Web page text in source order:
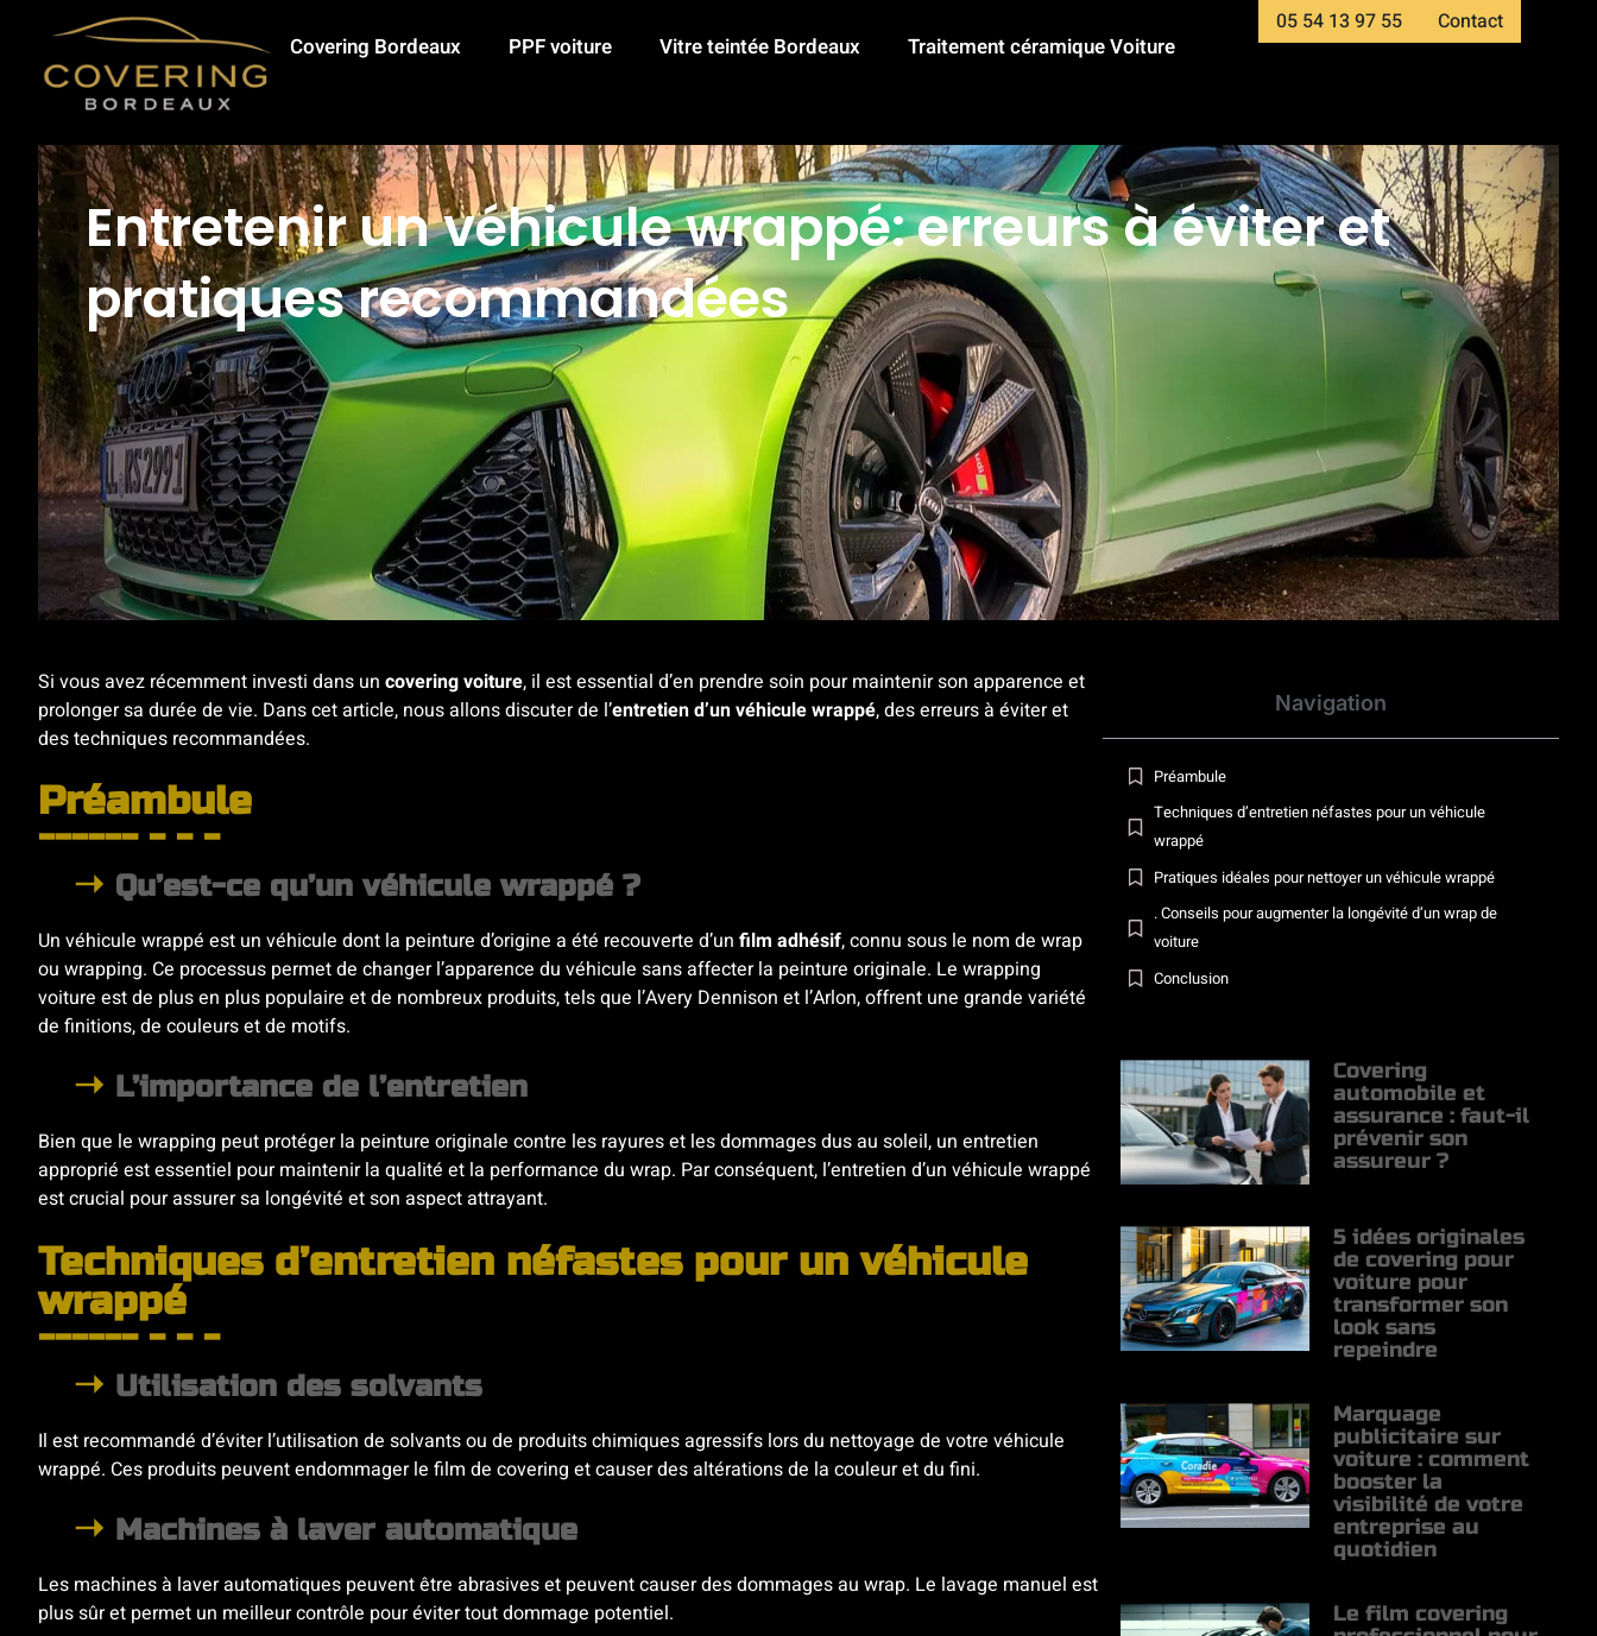
Covering Bordeaux PPF voiture Vitre teintée Bordeaux Traitement céramique Voiture
05 54 13 97 55 Contact
Entretenir un véhicule wrappé: erreurs à éviter et
pratiques recommandées
Si vous avez récemment investi dans un covering voiture, il est essential d’en prendre soin pour maintenir son apparence et
prolonger sa durée de vie. Dans cet article, nous allons discuter de l’entretien d’un véhicule wrappé, des erreurs à éviter et
des techniques recommandées.
Préambule
Qu’est-ce qu’un véhicule wrappé ?
Un véhicule wrappé est un véhicule dont la peinture d’origine a été recouverte d’un film adhésif, connu sous le nom de wrap
ou wrapping. Ce processus permet de changer l’apparence du véhicule sans affecter la peinture originale. Le wrapping
voiture est de plus en plus populaire et de nombreux produits, tels que l’Avery Dennison et l’Arlon, offrent une grande variété
de finitions, de couleurs et de motifs.
L’importance de l’entretien
Bien que le wrapping peut protéger la peinture originale contre les rayures et les dommages dus au soleil, un entretien
approprié est essentiel pour maintenir la qualité et la performance du wrap. Par conséquent, l’entretien d’un véhicule wrappé
est crucial pour assurer sa longévité et son aspect attrayant.
Techniques d’entretien néfastes pour un véhicule
wrappé
Utilisation des solvants
Il est recommandé d’éviter l’utilisation de solvants ou de produits chimiques agressifs lors du nettoyage de votre véhicule
wrappé. Ces produits peuvent endommager le film de covering et causer des altérations de la couleur et du fini.
Machines à laver automatique
Les machines à laver automatiques peuvent être abrasives et peuvent causer des dommages au wrap. Le lavage manuel est
plus sûr et permet un meilleur contrôle pour éviter tout dommage potentiel.
Navigation
Préambule
Techniques d’entretien néfastes pour un véhicule
wrappé
Pratiques idéales pour nettoyer un véhicule wrappé
. Conseils pour augmenter la longévité d’un wrap de
voiture
Conclusion
Covering
automobile et
assurance : faut-il
prévenir son
assureur ?
5 idées originales
de covering pour
voiture pour
transformer son
look sans
repeindre
Marquage
publicitaire sur
voiture : comment
booster la
visibilité de votre
entreprise au
quotidien
Le film covering